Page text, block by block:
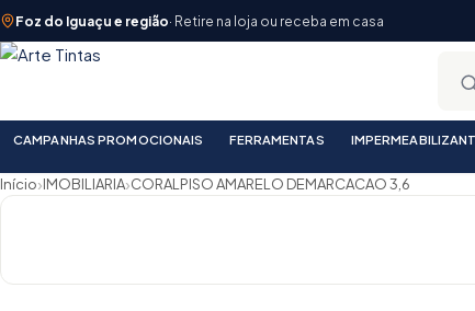
Foz do Iguaçu e região· Retire na loja ou receba em casa
CAMPANHAS PROMOCIONAIS FERRAMENTAS
Início›IMOBILIARIA›CORALPISO AMARELO DEMARCACAO 3,6